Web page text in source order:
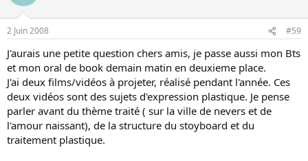
2 Juin 2008 #59
J'aurais une petite question chers amis, je passe aussi mon Bts
et mon oral de book demain matin en deuxieme place.
J'ai deux films/vidéos à projeter, réalisé pendant l'année. Ces
deux vidéos sont des sujets d'expression plastique. Je pense
parler avant du thème traité ( sur la ville de nevers et de
l'amour naissant), de la structure du stoyboard et du
traitement plastique.